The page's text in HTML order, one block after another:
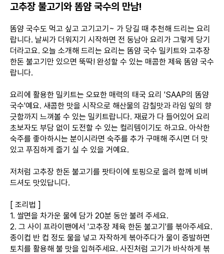
고추장 불고기와 똠얌 국수의 만남!
똠얌 국수도 먹고 싶고 고기고기~ 가 당길 때 추천해 드리는 요리
랍니다. 날씨가 더워지기 시작하면 전 동남아 요리가 그렇게 당기
더라고요. 오늘 소개해 드리는 요리는 똠얌 국수 밀키트와 고추장
한돈 불고기만 있으면 뚝딱! 완성할 수 있는 매콤한 제육 똠얌 국수
랍니다.
요리에 활용한 밀키트는 오묘한 매력의 태국 요리 'SAAP의 똠얌
국수'예요. 새콤한 맛을 시작으로 해산물의 감칠맛과 라임 잎의 향
긋함까지 느껴볼 수 있는 밀키트랍니다. 재료가 다 들어있어 요리
초보자도 부담 없이 도전할 수 있는 컬리템이기도 하고요. 아삭한
숙주를 좋아하시는 분이시라면 숙주를 추가 구매해 주시면 더 맛
있고 푸짐하게 즐기 실 수 있을 거예요.
저처럼 고추장 한돈 불고기를 팟타이에 토핑으로 올려 함께 비벼
드셔도 맛있답니다.
[ 조리법 ]
1. 쌀면을 차가운 물에 담가 20분 동안 불려 주세요.
2. 그 사이 프라이팬에서 '고추장 제육 한돈 불고기'를 볶아주세요.
종이컵 반 컵 정도 물을 넣고 자작하게 볶아주다가 물이 증발하면
토치를 활용해 불 맛을 입혀주세요. 사진처럼 고기가 바삭하게 볶